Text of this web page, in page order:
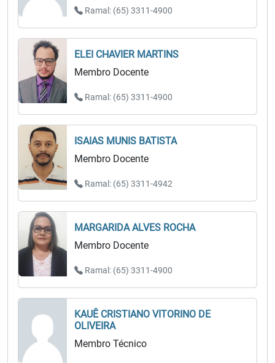
Ramal: (65) 3311-4900
ELEI CHAVIER MARTINS
Membro Docente
Ramal: (65) 3311-4900
ISAIAS MUNIS BATISTA
Membro Docente
Ramal: (65) 3311-4942
MARGARIDA ALVES ROCHA
Membro Docente
Ramal: (65) 3311-4900
KAUÊ CRISTIANO VITORINO DE
OLIVEIRA
Membro Técnico